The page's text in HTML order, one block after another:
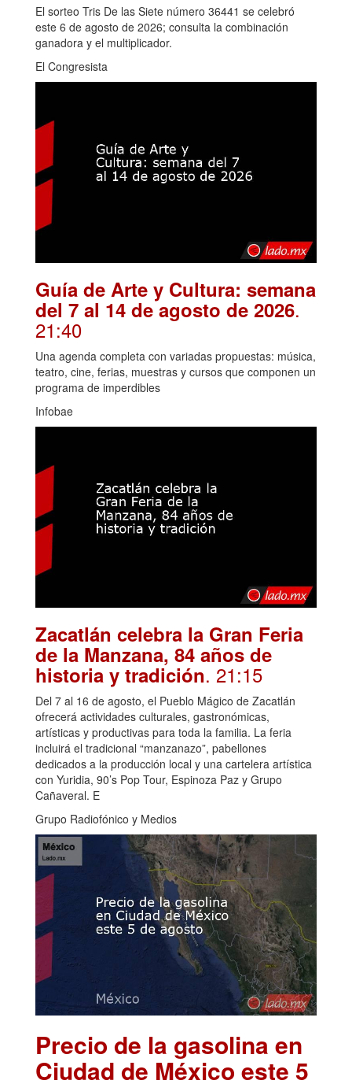
El sorteo Tris De las Siete número 36441 se celebró
este 6 de agosto de 2026; consulta la combinación
ganadora y el multiplicador.
El Congresista
Guía de Arte y Cultura: semana
del 7 al 14 de agosto de 2026.
21:40
Una agenda completa con variadas propuestas: música,
teatro, cine, ferias, muestras y cursos que componen un
programa de imperdibles
Infobae
Zacatlán celebra la Gran Feria
de la Manzana, 84 años de
historia y tradición. 21:15
Del 7 al 16 de agosto, el Pueblo Mágico de Zacatlán
ofrecerá actividades culturales, gastronómicas,
artísticas y productivas para toda la familia. La feria
incluirá el tradicional “manzanazo”, pabellones
dedicados a la producción local y una cartelera artística
con Yuridia, 90’s Pop Tour, Espinoza Paz y Grupo
Cañaveral. E
Grupo Radiofónico y Medios
Precio de la gasolina en
Ciudad de México este 5